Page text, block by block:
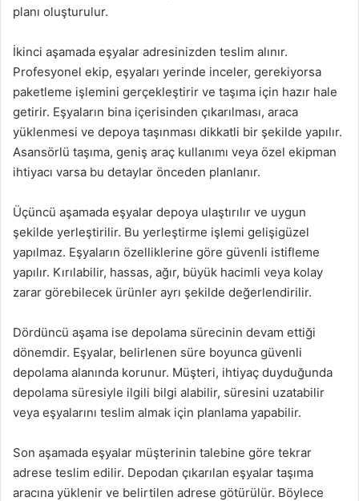
planı oluşturulur.
İkinci aşamada eşyalar adresinizden teslim alınır.
Profesyonel ekip, eşyaları yerinde inceler, gerekiyorsa
paketleme işlemini gerçekleştirir ve taşıma için hazır hale
getirir. Eşyaların bina içerisinden çıkarılması, araca
yüklenmesi ve depoya taşınması dikkatli bir şekilde yapılır.
Asansörlü taşıma, geniş araç kullanımı veya özel ekipman
ihtiyacı varsa bu detaylar önceden planlanır.
Üçüncü aşamada eşyalar depoya ulaştırılır ve uygun
şekilde yerleştirilir. Bu yerleştirme işlemi gelişigüzel
yapılmaz. Eşyaların özelliklerine göre güvenli istifleme
yapılır. Kırılabilir, hassas, ağır, büyük hacimli veya kolay
zarar görebilecek ürünler ayrı şekilde değerlendirilir.
Dördüncü aşama ise depolama sürecinin devam ettiği
dönemdir. Eşyalar, belirlenen süre boyunca güvenli
depolama alanında korunur. Müşteri, ihtiyaç duyduğunda
depolama süresiyle ilgili bilgi alabilir, süresini uzatabilir
veya eşyalarını teslim almak için planlama yapabilir.
Son aşamada eşyalar müşterinin talebine göre tekrar
adrese teslim edilir. Depodan çıkarılan eşyalar taşıma
aracına yüklenir ve belirtilen adrese götürülür. Böylece